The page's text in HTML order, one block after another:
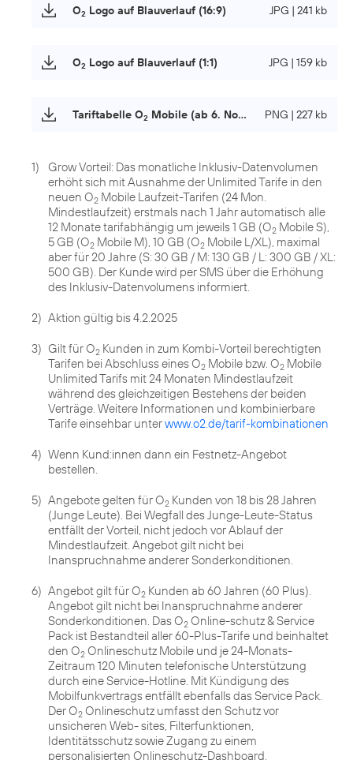
O2 Logo auf Blauverlauf (16:9) JPG | 241 kb
O2 Logo auf Blauverlauf (1:1) JPG | 159 kb
Tariftabelle O2 Mobile (ab 6. November 2024) PNG | 227 kb
1)
Grow Vorteil: Das monatliche Inklusiv-Datenvolumen
erhöht sich mit Ausnahme der Unlimited Tarife in den
neuen O2 Mobile Laufzeit-Tarifen (24 Mon.
Mindestlaufzeit) erstmals nach 1 Jahr automatisch alle
12 Monate tarifabhängig um jeweils 1 GB (O2 Mobile S),
5 GB (O2 Mobile M), 10 GB (O2 Mobile L/XL), maximal
aber für 20 Jahre (S: 30 GB / M: 130 GB / L: 300 GB / XL:
500 GB). Der Kunde wird per SMS über die Erhöhung
des Inklusiv-Datenvolumens informiert.
2) Aktion gültig bis 4.2.2025
3) Gilt für O2 Kunden in zum Kombi-Vorteil berechtigten
Tarifen bei Abschluss eines O2 Mobile bzw. O2 Mobile
Unlimited Tarifs mit 24 Monaten Mindestlaufzeit
während des gleichzeitigen Bestehens der beiden
Verträge. Weitere Informationen und kombinierbare
Tarife einsehbar unterwww.o2.de/tarif-kombinationen
4) Wenn Kund:innen dann ein Festnetz-Angebot
bestellen.
5) Angebote gelten für O2 Kunden von 18 bis 28 Jahren
(Junge Leute). Bei Wegfall des Junge-Leute-Status
entfällt der Vorteil, nicht jedoch vor Ablauf der
Mindestlaufzeit. Angebot gilt nicht bei
Inanspruchnahme anderer Sonderkonditionen.
6) Angebot gilt für O2 Kunden ab 60 Jahren (60 Plus).
Angebot gilt nicht bei Inanspruchnahme anderer
Sonderkonditionen. Das O2 Online-schutz & Service
Pack ist Bestandteil aller 60-Plus-Tarife und beinhaltet
den O2 Onlineschutz Mobile und je 24-Monats-
Zeitraum 120 Minuten telefonische Unterstützung
durch eine Service-Hotline. Mit Kündigung des
Mobilfunkvertrags entfällt ebenfalls das Service Pack.
Der O2 Onlineschutz umfasst den Schutz vor
unsicheren Web- sites, Filterfunktionen,
Identitätsschutz sowie Zugang zu einem
personalisierten Onlineschutz-Dashboard.